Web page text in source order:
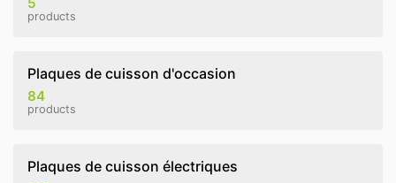
products
Plaques de cuisson d'occasion
84
products
Plaques de cuisson électriques